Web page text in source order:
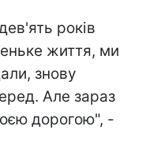
років
життя, ми
знову
Але зараз
дорогою", -